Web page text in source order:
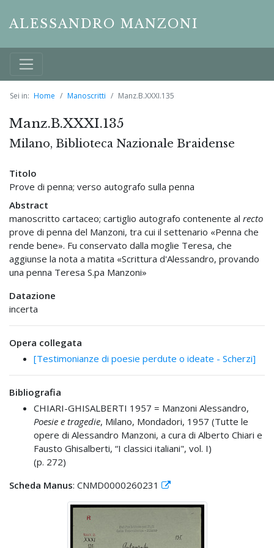
ALESSANDRO MANZONI
Sei in: Home Manoscritti Manz.B.XXXI.135
Manz.B.XXXI.135
Milano, Biblioteca Nazionale Braidense
Titolo
Prove di penna; verso autografo sulla penna
Abstract
manoscritto cartaceo; cartiglio autografo contenente al recto
prove di penna del Manzoni, tra cui il settenario «Penna che
rende bene». Fu conservato dalla moglie Teresa, che
aggiunse la nota a matita «Scrittura d'Alessandro, provando
una penna Teresa S.pa Manzoni»
Datazione
incerta
Opera collegata
[Testimonianze di poesie perdute o ideate - Scherzi]
Bibliografia
CHIARI-GHISALBERTI 1957 = Manzoni Alessandro,
Poesie e tragedie, Milano, Mondadori, 1957 (Tutte le
opere di Alessandro Manzoni, a cura di Alberto Chiari e
Fausto Ghisalberti, “I classici italiani", vol. I)
(p. 272)
Scheda Manus: CNMD0000260231